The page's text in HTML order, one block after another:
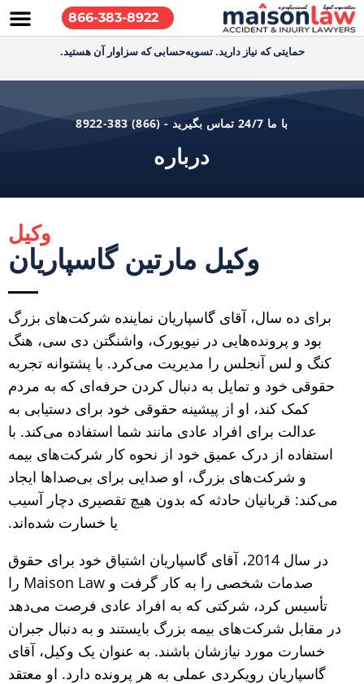
866-383-8922
حمایتی که نیاز دارید. تسویه‌حسابی که سزاوار آن هستید.
با ما 24/7 تماس بگیرید - (866) 383-8922
درباره
وکیل
وکیل مارتین گاسپاریان
برای ده سال، آقای گاسپاریان نماینده شرکت‌های بزرگ
بود و پرونده‌هایی در نیویورک، واشنگتن دی سی، هنگ
کنگ و لس آنجلس را مدیریت می‌کرد. با پشتوانه تجربه
حقوقی خود و تمایل به دنبال کردن حرفه‌ای که به مردم
کمک کند، او از پیشینه حقوقی خود برای دستیابی به
عدالت برای افراد عادی مانند شما استفاده می‌کند. با
استفاده از درک عمیق خود از نحوه کار شرکت‌های بیمه
و شرکت‌های بزرگ، او صدایی برای بی‌صداها ایجاد
می‌کند: قربانیان حادثه که بدون هیچ تقصیری دچار آسیب
یا خسارت شده‌اند.
در سال 2014، آقای گاسپاریان اشتیاق خود برای حقوق
صدمات شخصی را به کار گرفت و Maison Law را
تأسیس کرد، شرکتی که به افراد عادی فرصت می‌دهد
در مقابل شرکت‌های بیمه بزرگ بایستند و به دنبال جبران
خسارت مورد نیازشان باشند. به عنوان یک وکیل، آقای
گاسپاریان رویکردی عملی به هر پرونده دارد. او معتقد